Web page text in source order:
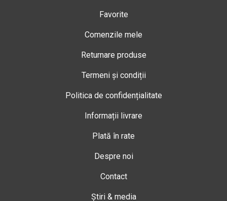
Favorite
Comenzile mele
Returnare produse
Termeni și condiții
Politica de confidențialitate
Informații livrare
Plată în rate
Despre noi
Contact
Știri & media